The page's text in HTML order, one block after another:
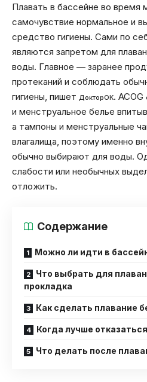
Плавать в бассейне во время
самочувствие нормальное и
средство гигиены. Сами по
являются запретом для
воды. Главное — заранее
протеканий и соблюдать
гигиены, пишет ДокторОК. ACOG
и менструальное белье
а тампоны и менструальные
влагалища, поэтому именно
обычно выбирают для воды.
слабости или необычных
отложить.
Содержание
Можно ли идти в
Что выбрать для
прокладка
Как сделать плавание
Когда лучше
Что делать после